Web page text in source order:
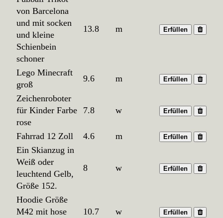
von Barcelona
und mit socken
und kleine
Schienbein
schoner
13.8 m Erfüllen
Lego Minecraft
groß
9.6 m Erfüllen
Zeichenroboter
für Kinder Farbe
rose
7.8 w Erfüllen
Fahrrad 12 Zoll 4.6 m Erfüllen
Ein Skianzug in
Weiß oder
leuchtend Gelb,
Größe 152.
8 w Erfüllen
Hoodie Größe
M42 mit hose
10.7 w Erfüllen